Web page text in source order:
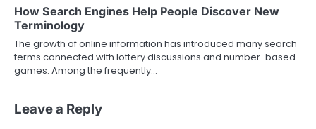
a
t
i
n
How Search Engines Help People Discover New
Terminology
The growth of online information has introduced many search
terms connected with lottery discussions and number-based
games. Among the frequently…
Leave a Reply